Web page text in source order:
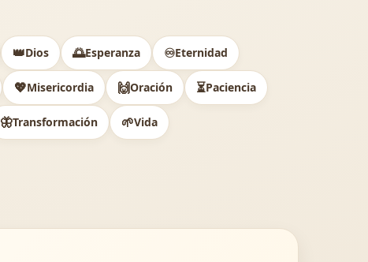
👑Dios 🌅Esperanza ♾️Eternidad
💖Misericordia 🙌Oración ⏳Paciencia
🦋Transformación 🌱Vida